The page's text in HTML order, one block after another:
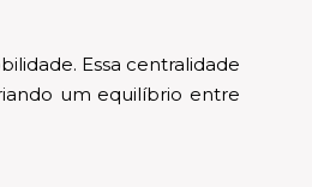
Essa centralidade
um equilíbrio entre